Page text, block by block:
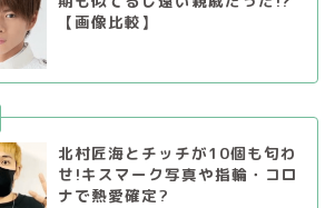
【画像比較】
北村匠海とチッチが10個も匂わ
せ!キスマーク写真や指輪・コロ
ナで熱愛確定?